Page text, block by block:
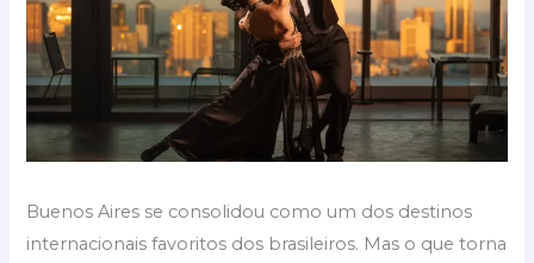
Buenos Aires se consolidou como um dos destinos
internacionais favoritos dos brasileiros. Mas o que torna